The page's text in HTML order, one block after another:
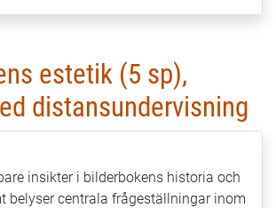
estetik (5 sp),
distansundervisning
insikter i bilderbokens historia och
belyser centrala frågeställningar inom